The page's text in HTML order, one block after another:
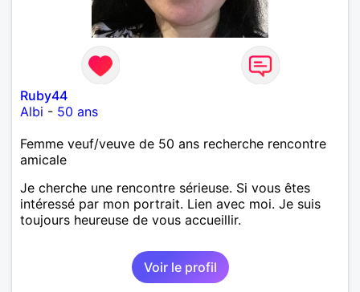
Ruby44
Albi - 50 ans
Femme veuf/veuve de 50 ans recherche rencontre
amicale
Je cherche une rencontre sérieuse. Si vous êtes
intéressé par mon portrait. Lien avec moi. Je suis
toujours heureuse de vous accueillir.
Voir le profil